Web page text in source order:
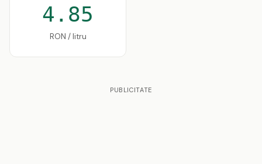
4.85
RON / litru
PUBLICITATE